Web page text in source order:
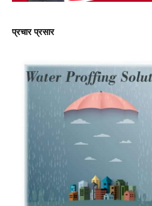
प्रचार प्रसार